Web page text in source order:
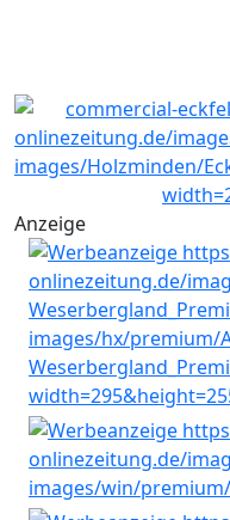
Anzeige